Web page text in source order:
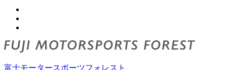
富士モータースポーツフォレスト